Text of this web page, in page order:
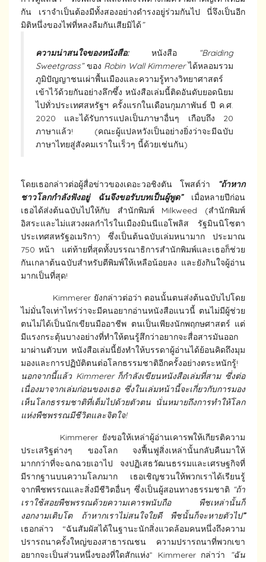
กัน เราจำเป็นต้องมีทั้งสองอย่างดำรงอยู่ร่วมกันไป นี่จึงเป็นอีก
มิติหนึ่งของไฟที่หลงลืมกันเสียมิได้”
ความน่าสนใจของหนังสือ: หนังสือ“Braiding
Sweetgrass”ของ Robin Wall Kimmererได้หลอมรวม
ภูมิปัญญาชนเผ่าพื้นเมืองและความรู้ทางวิทยาศาสตร์
เข้าไว้ด้วยกันอย่างลึกซึ้ง หนังสือเล่มนี้ติดอันดับยอดนิยม
ไปทั่วประเทศสหรัฐฯ ครั้งแรกในเดือนกุมภาพันธ์ ปี ค.ศ.
2020 และได้รับการแปลเป็นภาษาอื่นๆ เกือบถึง 20
ภาษาแล้ว! (คณะผู้แปลหวังเป็นอย่างยิ่งว่าจะมีฉบับ
ภาษาไทยสู่สังคมเราในเร็วๆ นี้ด้วยเช่นกัน)
โดยเธอกล่าวต่อผู้สื่อข่าวของเดอะวอชิงตัน โพสต์ว่า
“ถ้าหาก
ชาวโลกกำลังฟังอยู่ ฉันจึงขอรับบทเป็นผู้พูด”เมื่อหลายปีก่อน
เธอได้ส่งต้นฉบับไปให้กับ สำนักพิมพ์ Milkweed (สำนักพิมพ์
อิสระและไม่แสวงผลกำไรในเมืองมินนีแอโพลิส รัฐมินนิโซตา
ประเทศสหรัฐอเมริกา) ซึ่งเป็นต้นฉบับเล่มหนามาก ประมาณ
750 หน้า แต่ท้ายที่สุดทั้งบรรณาธิการสำนักพิมพ์และเธอก็ช่วย
กันเกลาต้นฉบับสำหรับตีพิมพ์ให้เหลือน้อยลง และยังกินใจผู้อ่าน
มากเป็นที่สุด!
Kimmerer ยังกล่าวต่อว่า ตอนนั้นตนส่งต้นฉบับไปโดย
ไม่มั่นใจเท่าไหร่ว่าจะมีคนอยากอ่านหนังสือแนวนี้ ตนไม่มีผู้ช่วย
ตนไม่ได้เป็นนักเขียนมืออาชีพ ตนเป็นเพียงนักพฤกษศาสตร์ แต่
มีแรงกระตุ้นบางอย่างที่ทำให้ตนรู้สึกว่าอยากจะสื่อสารมันออก
มาผ่านตัวบท หนังสือเล่มนี้ยังทำให้บรรดาผู้อ่านได้ย้อนคิดถึงมุม
มองและการปฏิบัติตนต่อโลกธรรมชาติอีกครั้งอย่างตระหนักรู้!
นอกจากนี้แล้ว Kimmererก็กำลังเขียนหนังสือเล่มที่สาม ซึ่งต่อ
เนื่องมาจากเล่มก่อนของเธอ ซึ่งในเล่มหน้านี้จะเกี่ยวกับการมอง
เห็นโลกธรรมชาติที่เต็มไปด้วยตัวตน นั่นหมายถึงการทำให้โลก
แห่งพืชพรรณมีชีวิตและจิตใจ!
Kimmerer ยังขอให้เหล่าผู้อ่านเคารพให้เกียรติความ
ประเสริฐต่างๆ ของโลก จงฟื้นฟูสิ่งเหล่านั้นกลับคืนมาให้
มากกว่าที่จะฉกฉวยเอาไป จงปฏิเสธวัฒนธรรมและเศรษฐกิจที่
มีรากฐานบนความโลภมาก เธอเชิญชวนให้พวกเราได้เรียนรู้
จากพืชพรรณและสิ่งมีชีวิตอื่นๆ ซึ่งเป็นผู้สอนทางธรรมชาติ “ถ้า
เราใช้สอยพืชพรรณด้วยความเคารพนับถือ พืชเหล่านั้นก็
งอกงามเติบโต ถ้าหากเราไม่สนใจใยดี พืชนั้นก็จะหายตัวไป”
เธอกล่าว “ฉันสัมผัสได้ในฐานะนักสิ่งแวดล้อมคนหนึ่งถึงความ
ปรารถนาครั้งใหญ่ของสาธารณชน ความปรารถนาที่พวกเขา
อยากจะเป็นส่วนหนึ่งของที่ใดสักแห่ง” Kimmerer กล่าว่า
“ฉัน